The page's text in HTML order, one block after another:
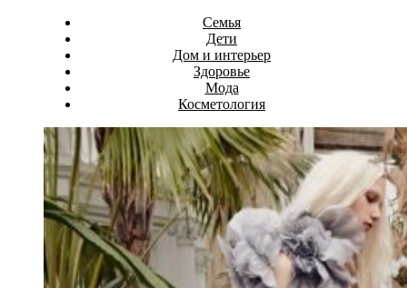
Семья
Дети
Дом и интерьер
Здоровье
Мода
Косметология